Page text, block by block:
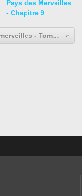
Pays des Merveilles
- Chapitre 9
Alice au pays des merveilles - Tome 2 - page 23